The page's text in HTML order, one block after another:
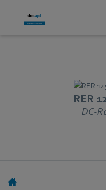
RER
DC-